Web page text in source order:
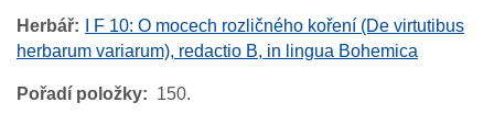
Herbář
I F 10: O mocech rozličného koření (De virtutibus
herbarum variarum), redactio B, in lingua Bohemica
Pořadí položky 150.